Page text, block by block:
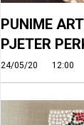
PUNIME
PJETER
24/05/20 12:00